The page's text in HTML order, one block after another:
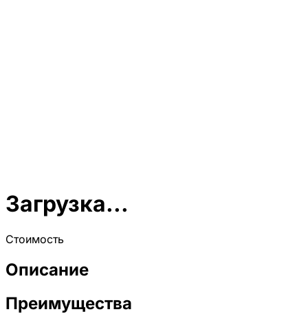
Загрузка...
Стоимость
Описание
Преимущества